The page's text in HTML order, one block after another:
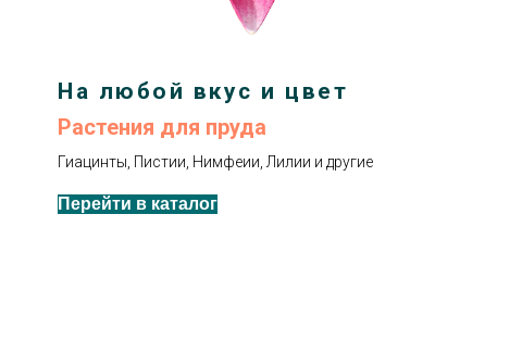
На любой вкус и цвет
Растения для пруда
Гиацинты, Пистии, Нимфеии, Лилии и другие
Перейти в каталог